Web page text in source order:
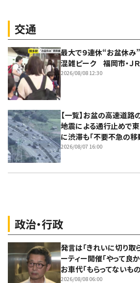
交通
最大で９連休“お盆休
混雑ピーク 福岡市・Ｊ
2026/08/08 12:30
【一覧】お盆の高速道
地震による通行止めで
に渋滞も「不要不急の移
2026/08/07 16:00
政治・行政
発言は「きれいに切り
ーティー開催「やって良
お車代「もらってないも
2026/08/08 06:00